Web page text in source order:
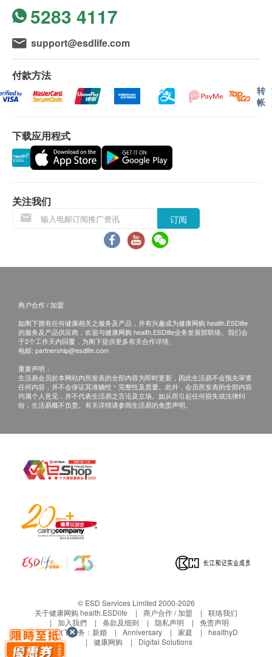
心脏检查
十二导联心电图
电脑扫描 重点项目
骨质密度 重点项目
双光子或X线能量骨密度
2 基本项目
外科检查
内科检查
五官科检查：眼耳鼻口舌
血脂
总胆固醇
甘油三酯
高密度脂蛋白胆固醇
空腹血糖
肝功能
总胆红素
直接胆红素
丙种谷氨转移酶
胆碱酯酶
天门冬氨酸氨基转移酶
废。
体检时, 如果遇到医生不会说广东话的情况，医疗
中心可安排医护人员陪同提供翻译服务。
如果商户页面与体检计划页面的繁体中文、简体中
文、英文三个版本有任何抵触或不相符之处，应以
繁体中文版本为准。
报告语言为简体中文。
体检报告会在体检后10个工作日内完成，客户可选
择以下途径查看体检报告：
1. 体检报告完成后，医疗中心会发送提醒讯息提醒
客户查看报告 。
2. 预留E-mail，医疗中心会在报告完成后发送至客
体检报告完成后可预约医生讲解报告，客户可选择
以下渠道：
1. 电话讲解：需至少提前1个工作日预约具体时间
（联络电话：+86-0755-83117954、+86-0755-
83110237-1681、+86-0755-83310237-2900），
医生会按预约时间主动联络客户。
2. 当面讲解：需至少提前1个工作日预约具体时间
83110237-1681、+86-0755-83310237-2900），
如预约当面讲解，以下地点可供选择：
地址：深圳市梅林街道梅亭路1号4栋深圳市福
三、免责声明
如有争议，健康网购health.ESDlife及医疗中心保留最
当阁下身体健康出现任何疾病征兆时，应立即咨询有
认可资格的医生，作出诊断及治疗。
2. 本服务/产品由商户提供。生活易【健康网购
5283 4117
support@esdlife.com
付款方法
转
帐
下载应用程式
关注我们
订阅
商户合作 / 加盟
如阁下拥有任何健康相关之服务及产品，并有兴趣成为健康网购 health.ESDlife
的服务及产品供应商，欢迎与健康网购 health.ESDlife业务发展部联络。我们会
于2个工作天内回覆，为阁下提供更多有关合作详情。
电邮: partnership@esdlife.com
重要声明：
生活易会员於本网站内所发表的全部内容为即时更新，因此生活易不会预先审查
任何内容，并不会保证其准确性丶完整性及质量。此外，会员所发表的全部内容
均属个人意见，并不代表生活易之言论及立场。如从而引起任何损失或法律纠
纷，生活易概不负责。有关详情请参阅生活易的免责声明。
© ESD Services Limited 2000-2026
关于健康网购 health.ESDlife
商户合作 / 加盟
联络我们
加入我們
条款及细则 隐私声明
免责声明
生活易旗下业务： 新婚 Anniversary 家庭
healthyD
健康网购
Digital Solutions